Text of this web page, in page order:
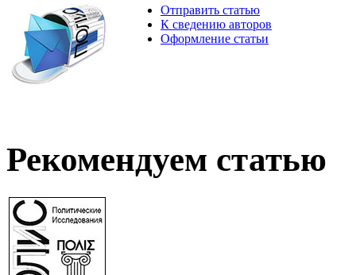
Отправить статью
К сведению авторов
Оформление статьи
Рекомендуем статью